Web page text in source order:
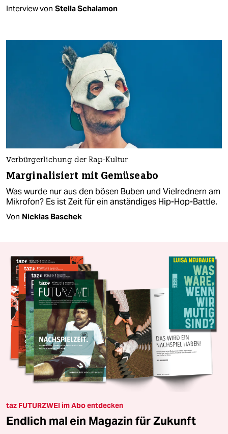
Interview von Stella Schalamon
Verbürgerlichung der Rap-Kultur
Marginalisiert mit Gemüseabo
Was wurde nur aus den bösen Buben und Vielrednern am
Mikrofon? Es ist Zeit für ein anständiges Hip-Hop-Battle.
Von Nicklas Baschek
taz FUTURZWEI im Abo entdecken
Endlich mal ein Magazin für Zukunft